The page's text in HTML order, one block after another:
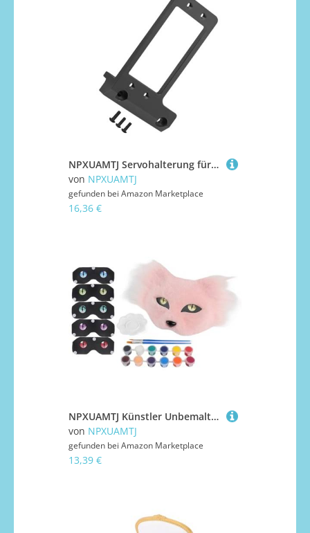
NPXUAMTJ Servohalterung für ferngesteuerte Rockcrawler, reduziert Achsenzentrum, verbessert Teile, Servohalterung für ferngesteuerte Crawler
von NPXUAMTJ
gefunden bei Amazon Marketplace
16,36 €
NPXUAMTJ Künstler Unbemalten Katzen Gesichtsmaske Und Pelzig
von NPXUAMTJ
gefunden bei Amazon Marketplace
13,39 €